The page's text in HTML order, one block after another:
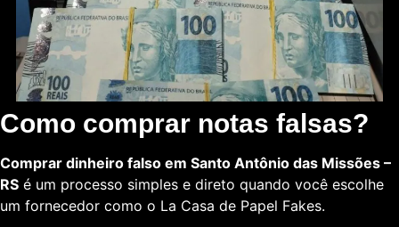
Como comprar notas falsas?
Comprar dinheiro falso em Santo Antônio das Missões –
RS é um processo simples e direto quando você escolhe
um fornecedor como o La Casa de Papel Fakes.